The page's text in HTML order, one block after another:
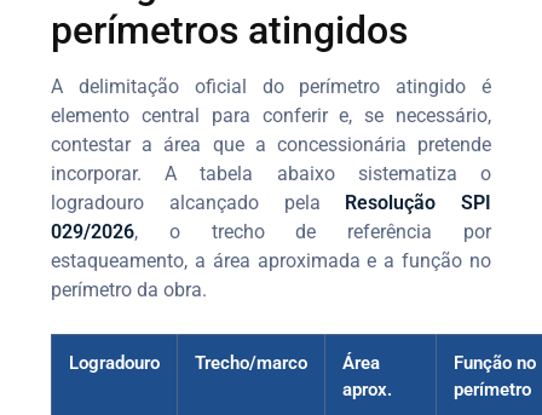
perímetros atingidos
A delimitação oficial do perímetro atingido é
elemento central para conferir e, se necessário,
contestar a área que a concessionária pretende
incorporar. A tabela abaixo sistematiza o
logradouro alcançado pela Resolução SPI
029/2026, o trecho de referência por
estaqueamento, a área aproximada e a função no
perímetro da obra.
Logradouro Trecho/marco
Área
aprox.
Função no
perímetro